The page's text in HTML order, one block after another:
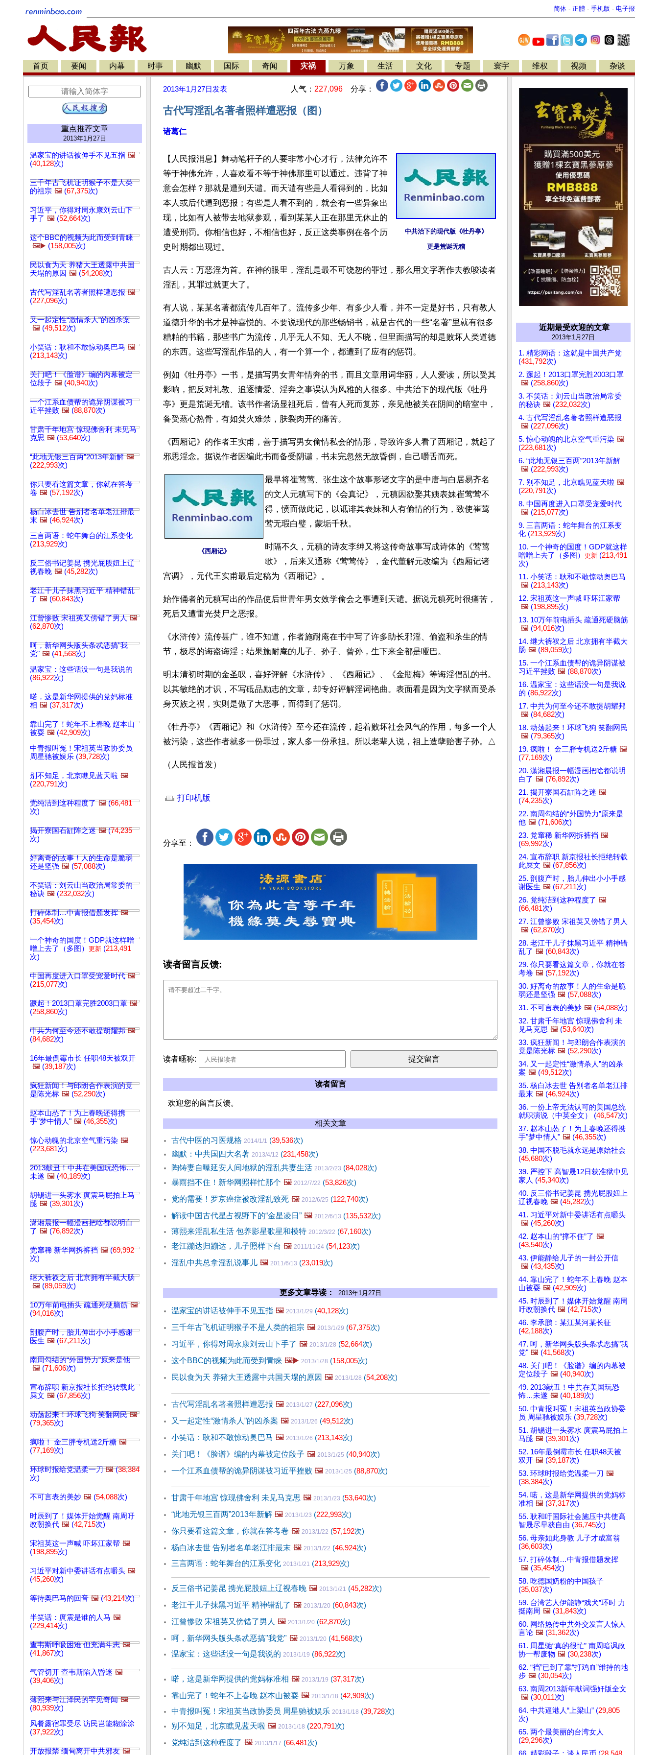
简体 - 正體 - 手机版 - 电子报
首页 要闻 内幕 时事 幽默 国际 奇闻 灾祸 万象 生活 文化 专题 寰宇 维权 视频 杂谈
重点推荐文章
2013年1月27日
温家宝的讲话被伸手不见五指 🖼️
(40,128次)
三千年古飞机证明猴子不是人类
的祖宗 🖼️ (67,375次)
习近平，你得对周永康刘云山下
手了 🖼️ (52,664次)
这个BBC的视频为此而受到青睐
🖼️▶️ (158,005次)
民以食为天 养猪大王透露中共国
天塌的原因 🖼️ (54,208次)
古代写淫乱名著者照样遭恶报 🖼️
(227,096次)
又一起定性“激情杀人”的凶杀案
🖼️ (49,512次)
小笑话：耿和不敢惊动奥巴马 🖼️
(213,143次)
关门吧！《脸谱》编的内幕被定
位段子 🖼️ (40,940次)
一个江系血债帮的诡异阴谋被习
近平挫败 🖼️ (88,870次)
甘肃千年地宫 惊现佛舍利 未见马
克思 🖼️ (53,640次)
“此地无银三百两”2013年新解 🖼️
(222,993次)
你只要看这篇文章，你就在答考
卷 🖼️ (57,192次)
杨白冰去世 告别者名单老江排最
末 🖼️ (46,924次)
三言两语：蛇年舞台的江系变化
(213,929次)
反三俗书记姜昆 携光屁股妞上辽
视春晚 🖼️ (45,282次)
老江干儿子抹黑习近平 精神错乱
了 🖼️ (60,843次)
江曾惨败 宋祖英又傍错了男人 🖼️
(62,870次)
呵，新华网头版头条忒恶搞"我
党" 🖼️ (41,568次)
温家宝：这些话没一句是我说的
(86,922次)
喏，这是新华网提供的党妈标准
相 🖼️ (37,317次)
靠山完了！蛇年不上春晚 赵本山
被耍 🖼️ (42,909次)
中青报叫冤！宋祖英当政协委员
周星驰被娱乐 (39,728次)
别不知足，北京瞧见蓝天啦 🖼️
(220,791次)
党纯洁到这种程度了 🖼️(66,481
次)
揭开寮国石缸阵之迷 🖼️(74,235
次)
好离奇的故事！人的生命是脆弱
还是坚强 🖼️ (57,088次)
不笑话：刘云山当政治局常委的
秘诀 🖼️ (232,032次)
打碎体制…中青报借题发挥 🖼️
(35,454次)
一个神奇的国度！GDP就这样噌
噌上去了（多图） 更新 (213,491
次)
中国再度进入口罩受宠爱时代 🖼️
(215,077次)
蹶起！2013口罩完胜2003口罩 🖼️
(258,860次)
中共为何至今还不敢提胡耀邦 🖼️
(84,682次)
16年最倒霉市长 任职48天被双开
🖼️ (39,187次)
疯狂新闻！与郎朗合作表演的竟
是陈光标 🖼️ (52,290次)
赵本山怂了！为上春晚还得携
手"梦中情人" 🖼️ (46,355次)
惊心动魄的北京空气重污染 🖼️
(223,681次)
2013献丑！中共在美国玩恐怖…
未遂 🖼️ (40,189次)
胡锡进一头雾水 庹震马屁拍上马
腿 🖼️ (39,301次)
潇湘晨报一幅漫画把啥都说明白
了 🖼️ (76,892次)
党窜稀 新华网拆裤裆 🖼️(69,992
次)
继大裤衩之后 北京拥有半截大肠
🖼️ (89,059次)
10万年前电插头 疏通死硬脑筋 🖼️
(94,016次)
剖腹产时，胎儿伸出小小手感谢
医生 🖼️ (67,211次)
南周勾结的“外国势力”原来是他
🖼️ (71,606次)
宣布辞职 新京报社长拒绝转载此
屎文 🖼️ (67,856次)
动荡起来！环球飞狗 笑翻网民 🖼️
(79,365次)
疯啦！ 金三胖专机送2斤糖 🖼️
(77,169次)
环球时报给党温柔一刀 🖼️(38,384
次)
不可言表的美妙 🖼️ (54,088次)
时辰到了！媒体开始觉醒 南周吁
改朝换代 🖼️ (42,715次)
宋祖英这一声喊 吓坏江家帮 🖼️
(198,895次)
习近平对新中委讲话有点嚼头 🖼️
(45,260次)
等待奥巴马的回音 🖼️(43,214次)
半笑话：庹震是谁的人马 🖼️
(229,414次)
查韦斯呼吸困难 但充满斗志 🖼️
(41,867次)
气管切开 查韦斯陷入昏迷 🖼️
(39,406次)
薄熙来与江泽民的罕见奇闻 🖼️
(80,939次)
风餐露宿罪受尽 访民岂能糊涂涂
(37,922次)
开放报禁 缅甸离开中共邪友 🖼️
2013年1月27日 发表 人气： 227,096 分享：
古代写淫乱名著者照样遭恶报（图）
诸葛仁
中共治下的现代版《牡丹亭》
更是荒诞无稽
【人民报消息】舞动笔杆子的人要非常小心才行，法律允许不
等于神佛允许，人喜欢看不等于神佛那里可以通过。违背了神
意会怎样？那就是遭到天谴。而天谴有些是人看得到的，比如
本人或后代遭到恶报；有些是人看不到的，就会有一些异象出
现，比如有人被带去地狱参观，看到某某人正在那里无休止的
遭受刑罚。你相信也好，不相信也好，反正这类事例在各个历
史时期都出现过。
古人云：万恶淫为首。在神的眼里，淫乱是最不可饶恕的罪过，那么用文字著作去教唆读者
淫乱，其罪过就更大了。
有人说，某某名著都流传几百年了。流传多少年、有多少人看，并不一定是好书，只有教人
道德升华的书才是神喜悦的。不要说现代的那些畅销书，就是古代的一些“名著”里就有很多
糟粕的书籍，那些书广为流传，几乎无人不知、无人不晓，但里面描写的却是败坏人类道德
的东西。这些写淫乱作品的人，有一个算一个，都遭到了应有的惩罚。
例如《牡丹亭》一书，是描写男女青年情奔的书，而且文章用词华丽，人人爱读，所以受其
影响，把反对礼教、追逐情爱、淫奔之事误认为风雅的人很多。中共治下的现代版《牡丹
亭》更是荒诞无稽。该书作者汤显祖死后，曾有人死而复苏，亲见他被关在阴间的暗室中，
备受蒸心热骨，有如焚火难禁，肤裂肉开的痛苦。
《西厢记》的作者王实甫，善于描写男女偷情私会的情形，导致许多人看了西厢记，就起了
邪思淫念。据说作者因编此书而备受阴谴，书未完忽然无故昏倒，自己嚼舌而死。
《西厢记》
最早将崔莺莺、张生这个故事形诸文字的是中唐与白居易齐名
的文人元稹写下的《会真记》，元稹因欲娶其姨表妹崔莺莺不
得，愤而做此记，以诋诽其表妹和人有偷情的行为，致使崔莺
莺无瑕白璧，蒙垢千秋。
时隔不久，元稹的诗友李绅又将这传奇故事写成诗体的《莺莺
歌》，后来又通称《莺莺传》，金代董解元改编为《西厢记诸
宫调》，元代王实甫最后定稿为《西厢记》。
始作俑者的元稹写出的作品使后世青年男女效学偷会之事遭到天谴。据说元稹死时很痛苦，
死后又遭雷光焚尸之恶报。
《水浒传》流传甚广，谁不知道，作者施耐庵在书中写了许多助长邪淫、偷盗和杀生的情
节，极尽的诲盗诲淫；结果施耐庵的儿子、孙子、曾孙，生下来全都是哑巴。
明末清初时期的金圣叹，喜好评解《水浒传》、《西厢记》、《金瓶梅》等诲淫倡乱的书。
以其敏绝的才识，不写砥品励志的文章，却专好评解淫词艳曲。表面看是因为文字狱而受杀
身灭族之祸，实则是做了大恶事，而得到了惩罚。
《牡丹亭》《西厢记》和《水浒传》至今还在流传，起着败坏社会风气的作用，每多一个人
被污染，这些作者就多一份罪过，家人多一份承担。所以老辈人说，祖上造孽贻害子孙。△
（人民报首发）
打印机版
分享至：
读者留言反馈:
读者暱称:
读者留言
欢迎您的留言反馈。
相关文章
古代中医的习医规格 2014/1/1 (39,536次)
幽默：中共国四大名著 2013/4/12 (231,458次)
陶铸妻自曝延安人间地狱的淫乱共妻生活 2013/2/23 (84,028次)
暴雨挡不住！新华网照样忙那个 🖼️ 2012/7/22 (53,826次)
党的需要！罗京癌症被改淫乱致死 🖼️ 2012/6/25 (122,740次)
解读中国古代星占视野下的“金星凌日” 🖼️ 2012/6/13 (135,532次)
薄熙来淫乱私生活 包养影星歌星和模特 2012/3/22 (67,160次)
老江蹦达归蹦达，儿子照样下台 🖼️ 2011/11/24 (54,123次)
淫乱中共总拿淫乱说事儿 🖼️ 2011/6/13 (23,019次)
更多文章导读： 2013年1月27日
温家宝的讲话被伸手不见五指 🖼️ 2013/1/29 (40,128次)
三千年古飞机证明猴子不是人类的祖宗 🖼️ 2013/1/29 (67,375次)
习近平，你得对周永康刘云山下手了 🖼️ 2013/1/28 (52,664次)
这个BBC的视频为此而受到青睐 🖼️▶️ 2013/1/28 (158,005次)
民以食为天 养猪大王透露中共国天塌的原因 🖼️ 2013/1/28 (54,208次)
古代写淫乱名著者照样遭恶报 🖼️ 2013/1/27 (227,096次)
又一起定性“激情杀人”的凶杀案 🖼️ 2013/1/26 (49,512次)
小笑话：耿和不敢惊动奥巴马 🖼️ 2013/1/26 (213,143次)
关门吧！《脸谱》编的内幕被定位段子 🖼️ 2013/1/25 (40,940次)
一个江系血债帮的诡异阴谋被习近平挫败 🖼️ 2013/1/25 (88,870次)
甘肃千年地宫 惊现佛舍利 未见马克思 🖼️ 2013/1/23 (53,640次)
“此地无银三百两”2013年新解 🖼️ 2013/1/23 (222,993次)
你只要看这篇文章，你就在答考卷 🖼️ 2013/1/22 (57,192次)
杨白冰去世 告别者名单老江排最末 🖼️ 2013/1/22 (46,924次)
三言两语：蛇年舞台的江系变化 2013/1/21 (213,929次)
反三俗书记姜昆 携光屁股妞上辽视春晚 🖼️ 2013/1/21 (45,282次)
老江干儿子抹黑习近平 精神错乱了 🖼️ 2013/1/20 (60,843次)
江曾惨败 宋祖英又傍错了男人 🖼️ 2013/1/20 (62,870次)
呵，新华网头版头条忒恶搞"我党" 🖼️ 2013/1/20 (41,568次)
温家宝：这些话没一句是我说的 2013/1/19 (86,922次)
喏，这是新华网提供的党妈标准相 🖼️ 2013/1/19 (37,317次)
靠山完了！蛇年不上春晚 赵本山被耍 🖼️ 2013/1/18 (42,909次)
中青报叫冤！宋祖英当政协委员 周星驰被娱乐 2013/1/18 (39,728次)
别不知足，北京瞧见蓝天啦 🖼️ 2013/1/18 (220,791次)
党纯洁到这种程度了 🖼️ 2013/1/17 (66,481次)
近期最受欢迎的文章
2013年1月27日
1. 精彩网语：这就是中国共产党
(431,792次)
2. 蹶起！2013口罩完胜2003口罩
🖼️ (258,860次)
3. 不笑话：刘云山当政治局常委
的秘诀 🖼️ (232,032次)
4. 古代写淫乱名著者照样遭恶报
🖼️ (227,096次)
5. 惊心动魄的北京空气重污染 🖼️
(223,681次)
6. “此地无银三百两”2013年新解
🖼️ (222,993次)
7. 别不知足，北京瞧见蓝天啦 🖼️
(220,791次)
8. 中国再度进入口罩受宠爱时代
🖼️ (215,077次)
9. 三言两语：蛇年舞台的江系变
化 (213,929次)
10. 一个神奇的国度！GDP就这样
噌噌上去了（多图） 更新 (213,491
次)
11. 小笑话：耿和不敢惊动奥巴马
🖼️ (213,143次)
12. 宋祖英这一声喊 吓坏江家帮
🖼️ (198,895次)
13. 10万年前电插头 疏通死硬脑筋
🖼️ (94,016次)
14. 继大裤衩之后 北京拥有半截大
肠 🖼️ (89,059次)
15. 一个江系血债帮的诡异阴谋被
习近平挫败 🖼️ (88,870次)
16. 温家宝：这些话没一句是我说
的 (86,922次)
17. 中共为何至今还不敢提胡耀邦
🖼️ (84,682次)
18. 动荡起来！环球飞狗 笑翻网民
🖼️ (79,365次)
19. 疯啦！ 金三胖专机送2斤糖 🖼️
(77,169次)
20. 潇湘晨报一幅漫画把啥都说明
白了 🖼️ (76,892次)
21. 揭开寮国石缸阵之迷 🖼️
(74,235次)
22. 南周勾结的“外国势力”原来是
他 🖼️ (71,606次)
23. 党窜稀 新华网拆裤裆 🖼️
(69,992次)
24. 宣布辞职 新京报社长拒绝转载
此屎文 🖼️ (67,856次)
25. 剖腹产时，胎儿伸出小小手感
谢医生 🖼️ (67,211次)
26. 党纯洁到这种程度了 🖼️
(66,481次)
27. 江曾惨败 宋祖英又傍错了男人
🖼️ (62,870次)
28. 老江干儿子抹黑习近平 精神错
乱了 🖼️ (60,843次)
29. 你只要看这篇文章，你就在答
考卷 🖼️ (57,192次)
30. 好离奇的故事！人的生命是脆
弱还是坚强 🖼️ (57,088次)
31. 不可言表的美妙 🖼️ (54,088次)
32. 甘肃千年地宫 惊现佛舍利 未
见马克思 🖼️ (53,640次)
33. 疯狂新闻！与郎朗合作表演的
竟是陈光标 🖼️ (52,290次)
34. 又一起定性“激情杀人”的凶杀
案 🖼️ (49,512次)
35. 杨白冰去世 告别者名单老江排
最末 🖼️ (46,924次)
36. 一份上帝无法认可的美国总统
就职演说（中英全文） (46,547次)
37. 赵本山怂了！为上春晚还得携
手"梦中情人" 🖼️ (46,355次)
38. 中国不脱毛就永远是原始社会
(45,680次)
39. 严控下 高智晟12日获准狱中见
家人 (45,340次)
40. 反三俗书记姜昆 携光屁股妞上
辽视春晚 🖼️ (45,282次)
41. 习近平对新中委讲话有点嚼头
🖼️ (45,260次)
42. 赵本山的“撑不住”了 🖼️
(43,540次)
43. 伊能静给儿子的一封公开信
🖼️ (43,435次)
44. 靠山完了！蛇年不上春晚 赵本
山被耍 🖼️ (42,909次)
45. 时辰到了！媒体开始觉醒 南周
吁改朝换代 🖼️ (42,715次)
46. 李承鹏：某江某河某长征
(42,188次)
47. 呵，新华网头版头条忒恶搞"我
党" 🖼️ (41,568次)
48. 关门吧！《脸谱》编的内幕被
定位段子 🖼️ (40,940次)
49. 2013献丑！中共在美国玩恐
怖…未遂 🖼️ (40,189次)
50. 中青报叫冤！宋祖英当政协委
员 周星驰被娱乐 (39,728次)
51. 胡锡进一头雾水 庹震马屁拍上
马腿 🖼️ (39,301次)
52. 16年最倒霉市长 任职48天被
双开 🖼️ (39,187次)
53. 环球时报给党温柔一刀 🖼️
(38,384次)
54. 喏，这是新华网提供的党妈标
准相 🖼️ (37,317次)
55. 耿和吁国际社会施压中共使高
智晟尽早获自由 (36,745次)
56. 母亲如此身教 儿子才成富翁
(36,603次)
57. 打碎体制…中青报借题发挥
🖼️ (35,454次)
58. 吃德国奶粉的中国孩子
(35,037次)
59. 台湾艺人伊能静“戏犬”环时 力
挺南周 🖼️ (31,843次)
60. 网络热传中共外交发言人惊人
言论 🖼️ (31,362次)
61. 周星驰“真的很忙” 南周暗讽政
协一帮废物 🖼️ (30,238次)
62. “裆”已到了靠“打鸡血”维持的地
步 🖼️ (30,054次)
63. 南周2013新年献词强奸版全文
🖼️ (30,011次)
64. 中共逼港人“上梁山” (29,805
次)
65. 两个最美丽的台湾女人
(29,296次)
66. 精彩段子：谈人民币 (28,548